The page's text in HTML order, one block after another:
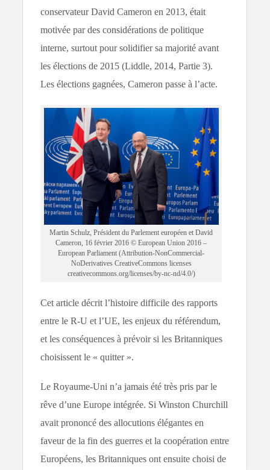
conservateur David Cameron en 2013, était
motivée par des considérations de politique
interne, surtout pour solidifier sa majorité avant
les élections de 2015 (Liddle, 2014, Partie 3).
Les élections gagnées, Cameron passe à l’acte.
Martin Schulz, Président du Parlement européen et David
Cameron, 16 février 2016 © European Union 2016 –
European Parliament (Attribution-NonCommercial-
NoDerivatives CreativeCommons licenses
creativecommons.org/licenses/by-nc-nd/4.0/)
Cet article décrit l’histoire difficile des rapports
entre le R-U et l’UE, les enjeux du référendum,
et les conséquences à prévoir si les Britanniques
choisissent le « quitter ».
Le Royaume-Uni n’a jamais été très pris par le
rêve d’une Europe intégrée. Si Winston Churchill
avait prononcé des allocutions élégantes en
faveur de la fin des guerres et la coopération entre
Européens, les Britanniques ont ensuite choisi de